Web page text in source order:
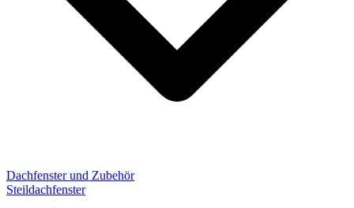
Dachfenster und Zubehör
Steildachfenster